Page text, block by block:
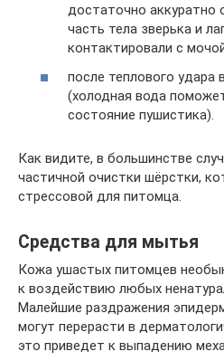
достаточно
часть тела зверька и
контактировали с
после теплового удара
(холодная вода
состояние пушистика).
Как видите, в большинстве
частичной очистки шёрстки,
стрессовой для питомца.
Средства для мытья
Кожа ушастых питомцев
к воздействию любых
Малейшие раздражения
могут перерасти в
это приведет к выпадению меха.